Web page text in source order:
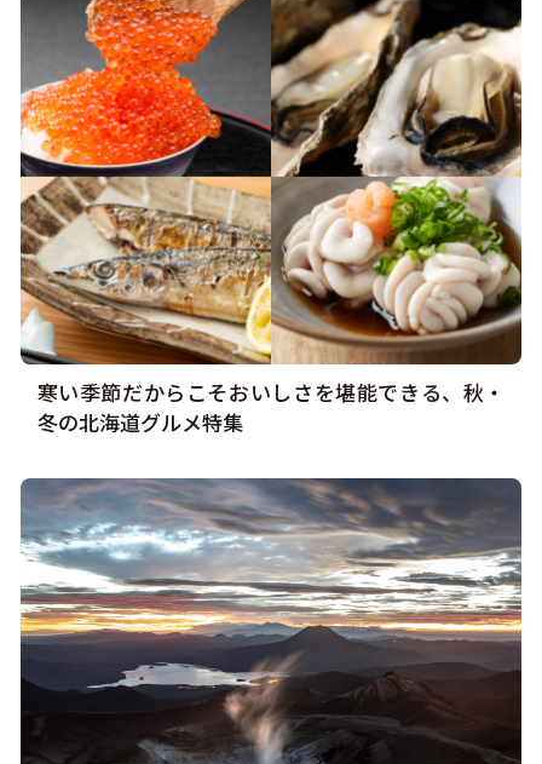
寒い季節だからこそおいしさを堪能できる、秋・
冬の北海道グルメ特集